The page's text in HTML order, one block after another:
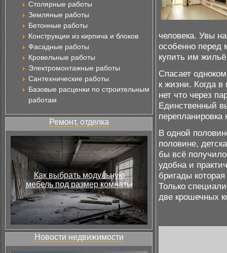
Столярные работы
Земляные работы
Бетонные работы
Конструкции из кирпича и блоков
Фасадные работы
Кровельные работы
Электромонтажные работы
Сантехнические работы
Базовые расценки по строительным
работам
Ремонт, отделка
Как выбрать модульную
мебель под размер комнаты
Новости недвижимости
человека. Увы
особенно
купить им
Спасает
к жизни. Когда
нет что через
Единственный
перепланировка
В одной
половине,
бы всё
удобна и
бригады
Только
две крошечных